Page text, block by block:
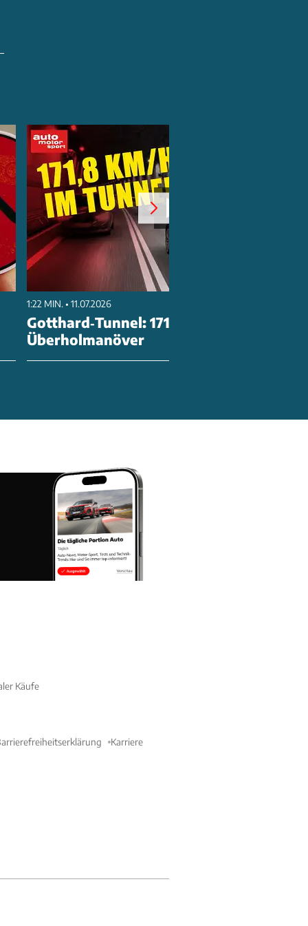
1:22 MIN. • 11.07.2026
Gotthard‑Tunnel: 171,8 km/h & 21
Überholmanöver
Käufe
Karriere